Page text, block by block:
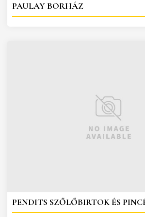
PAULAY BORHÁZ
PENDITS SZŐLŐBIRTOK ÉS